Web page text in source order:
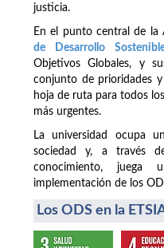
justicia.
En el punto central de la
de Desarrollo
Objetivos Globales, y
conjunto de prioridades
hoja de ruta para todos
más urgentes.
La universidad ocupa
sociedad y, a través
conocimiento, juega
implementación de los
Los ODS en la